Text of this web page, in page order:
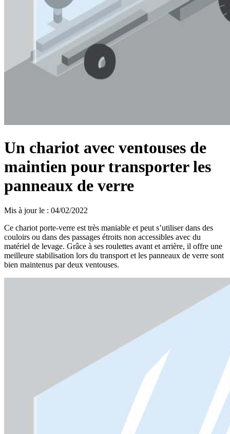
Un chariot avec ventouses de
maintien pour transporter les
panneaux de verre
Mis à jour le : 04/02/2022
Ce chariot porte-verre est très maniable et peut s’utiliser dans des
couloirs ou dans des passages étroits non accessibles avec du
matériel de levage. Grâce à ses roulettes avant et arrière, il offre une
meilleure stabilisation lors du transport et les panneaux de verre sont
bien maintenus par deux ventouses.